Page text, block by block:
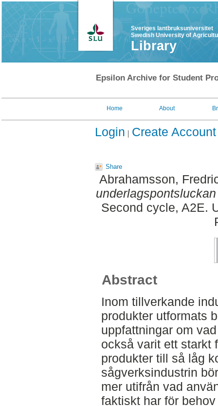
Sveriges lantbruksuniversitet
Swedish University of
Library
Epsilon Archive for Student
Home About
Login Create Account
Share
Abrahamsson,
Second cycle, A2E.
Abstract
Inom tillverkande
produkter utformats
uppfattningar om
också varit ett starkt
produkter till så låg
sågverksindustrin
mer utifrån vad
faktiskt har för